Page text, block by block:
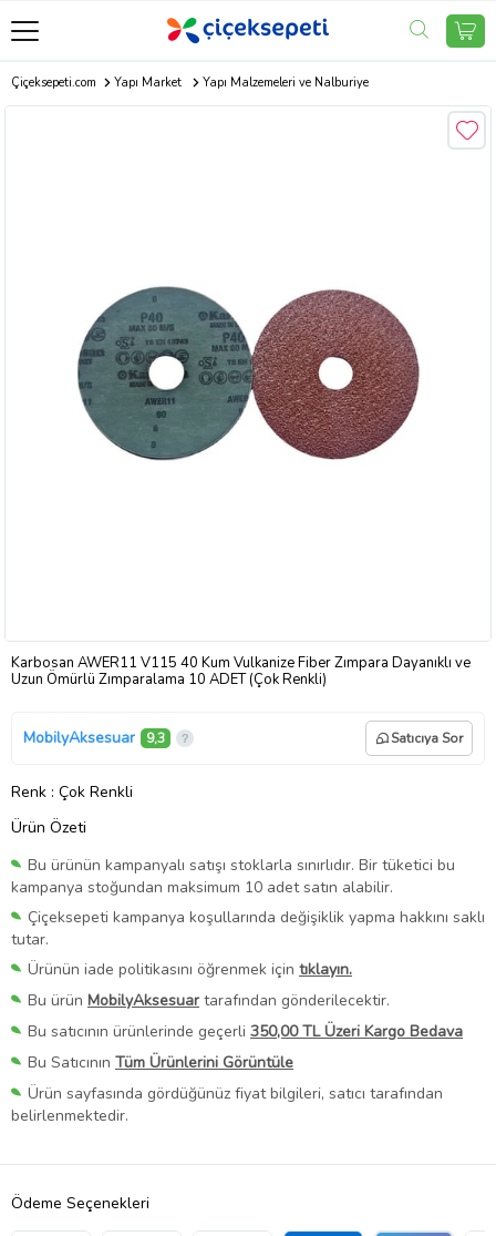
Çiçeksepeti.com Yapı Market Yapı Malzemeleri ve Nalburiye
Karbosan AWER11 V115 40 Kum Vulkanize Fiber Zımpara Dayanıklı ve
Uzun Ömürlü Zımparalama 10 ADET (Çok Renkli)
MobilyAksesuar 9,3 Satıcıya Sor
Renk : Çok Renkli
Ürün Özeti
Bu ürünün kampanyalı satışı stoklarla sınırlıdır. Bir tüketici bu
kampanya stoğundan maksimum 10 adet satın alabilir.
Çiçeksepeti kampanya koşullarında değişiklik yapma hakkını saklı
tutar.
Ürünün iade politikasını öğrenmek için tıklayın.
Bu ürün MobilyAksesuar tarafından gönderilecektir.
Bu satıcının ürünlerinde geçerli 350,00 TL Üzeri Kargo Bedava
Bu Satıcının Tüm Ürünlerini Görüntüle
Ürün sayfasında gördüğünüz fiyat bilgileri, satıcı tarafından
belirlenmektedir.
Ödeme Seçenekleri